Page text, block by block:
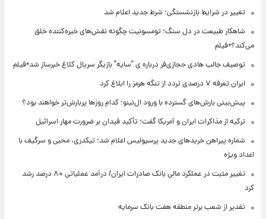
تغییر در شرایط بازنشستگی؛ شرط جدید اعلام شد
شاهکار طبیعت در دل سنگ؛ تومسونیت چگونه نقش‌های خیره‌کننده خلق
می‌کند؟+فیلم
توصیف جالب هادی حجازی‌فر درباره ی "سایه" بازیگر سریال کلاغ خبرساز شد+فیلم
ایران تعرفه ۷ درصدی تردد از تنگه هرمز را ابلاغ کرد
پیش‌بینی بارش‌های گسترده با ورود ال‌نینو؛ کدام روزها پربارش‌تر خواهند بود؟
ترکیه از مذاکرات ایران و آمریکا گفت؛ تأکید فیدان بر ضرورت مهار اسرائیل
شماره پیراهن خریدهای جدید پرسپولیس اعلام شد؛ تیکدری، محبی و سرگیف با
اعداد ویژه
تغییر مثبت در عملکرد مالی بانک صادرات ایران/ درآمد عملیاتی ۸۰ درصد رشد
کرد
تقدیر از شعب برتر منطقه هفت بانک سرمایه